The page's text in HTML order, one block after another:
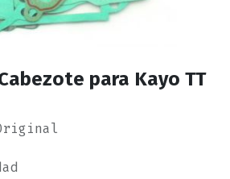
para Kayo TT